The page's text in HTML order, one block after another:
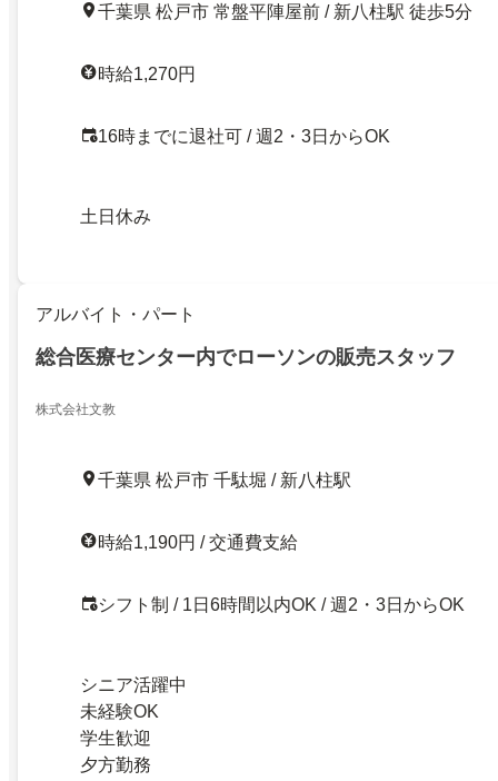
千葉県 松戸市 常盤平陣屋前 / 新八柱駅 徒歩5分
時給1,270円
16時までに退社可 / 週2・3日からOK
土日休み
アルバイト・パート
総合医療センター内でローソンの販売スタッフ
株式会社文教
千葉県 松戸市 千駄堀 / 新八柱駅
時給1,190円 / 交通費支給
シフト制 / 1日6時間以内OK / 週2・3日からOK
シニア活躍中
未経験OK
学生歓迎
夕方勤務